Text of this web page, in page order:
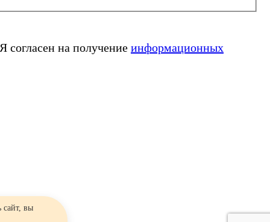
Я согласен на получение информационных
сайт, вы